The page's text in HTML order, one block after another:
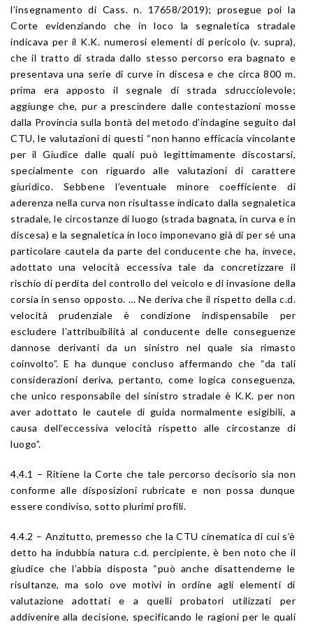
l’insegnamento di Cass. n. 17658/2019); prosegue poi la
Corte evidenziando che in loco la segnaletica stradale
indicava per il K.K. numerosi elementi di pericolo (v. supra),
che il tratto di strada dallo stesso percorso era bagnato e
presentava una serie di curve in discesa e che circa 800 m.
prima era apposto il segnale di strada sdrucciolevole;
aggiunge che, pur a prescindere dalle contestazioni mosse
dalla Provincia sulla bontà del metodo d’indagine seguito dal
CTU, le valutazioni di questi “non hanno efficacia vincolante
per il Giudice dalle quali può legittimamente discostarsi,
specialmente con riguardo alle valutazioni di carattere
giuridico. Sebbene l’eventuale minore coefficiente di
aderenza nella curva non risultasse indicato dalla segnaletica
stradale, le circostanze di luogo (strada bagnata, in curva e in
discesa) e la segnaletica in loco imponevano già di per sé una
particolare cautela da parte del conducente che ha, invece,
adottato una velocità eccessiva tale da concretizzare il
rischio di perdita del controllo del veicolo e di invasione della
corsia in senso opposto. … Ne deriva che il rispetto della c.d.
velocità prudenziale è condizione indispensabile per
escludere l’attribuibilità al conducente delle conseguenze
dannose derivanti da un sinistro nel quale sia rimasto
coinvolto”. E ha dunque concluso affermando che “da tali
considerazioni deriva, pertanto, come logica conseguenza,
che unico responsabile del sinistro stradale è K.K. per non
aver adottato le cautele di guida normalmente esigibili, a
causa dell’eccessiva velocità rispetto alle circostanze di
luogo”.
4.4.1 – Ritiene la Corte che tale percorso decisorio sia non
conforme alle disposizioni rubricate e non possa dunque
essere condiviso, sotto plurimi profili.
4.4.2 – Anzitutto, premesso che la CTU cinematica di cui s’è
detto ha indubbia natura c.d. percipiente, è ben noto che il
giudice che l’abbia disposta “può anche disattenderne le
risultanze, ma solo ove motivi in ordine agli elementi di
valutazione adottati e a quelli probatori utilizzati per
addivenire alla decisione, specificando le ragioni per le quali